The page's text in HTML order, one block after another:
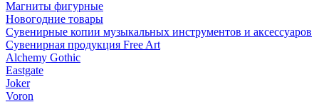
Магниты фигурные
Новогодние товары
Сувенирные копии музыкальных инструментов и аксессуаров
Сувенирная продукция Free Art
Alchemy Gothic
Eastgate
Joker
Voron